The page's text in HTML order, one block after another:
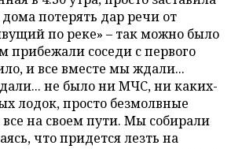
потерять дар речи от
по реке» – так можно было
прибежали соседи с первого
и все вместе мы ждали...
не было ни МЧС, ни каких-
лодок, просто безмолвные
на своем пути. Мы собирали
что придется лезть на